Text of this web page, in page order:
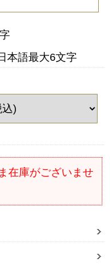
本語最大6文字
在庫がございませ